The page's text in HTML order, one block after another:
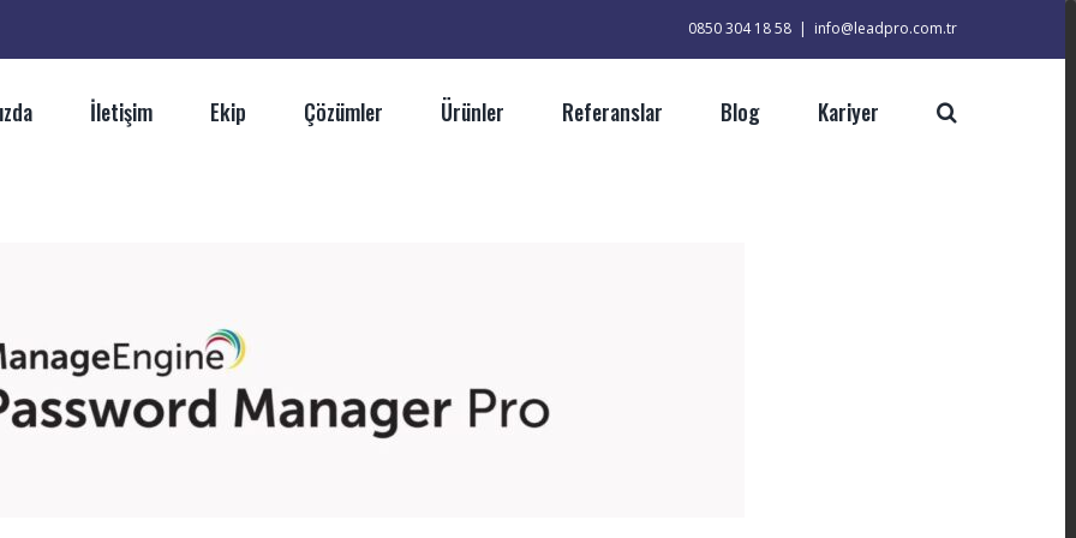
0850 304 18 58 | info@leadpro.com.tr
İletişim Ekip Çözümler Ürünler Referanslar Blog Kariyer